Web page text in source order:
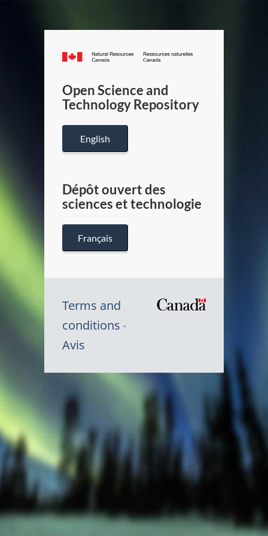
Canada.ca
/
Canada
Open Science and
Technology Repository
English
Dépôt ouvert des
sciences et technologie
Français
Terms and
conditions
Avis
Canada